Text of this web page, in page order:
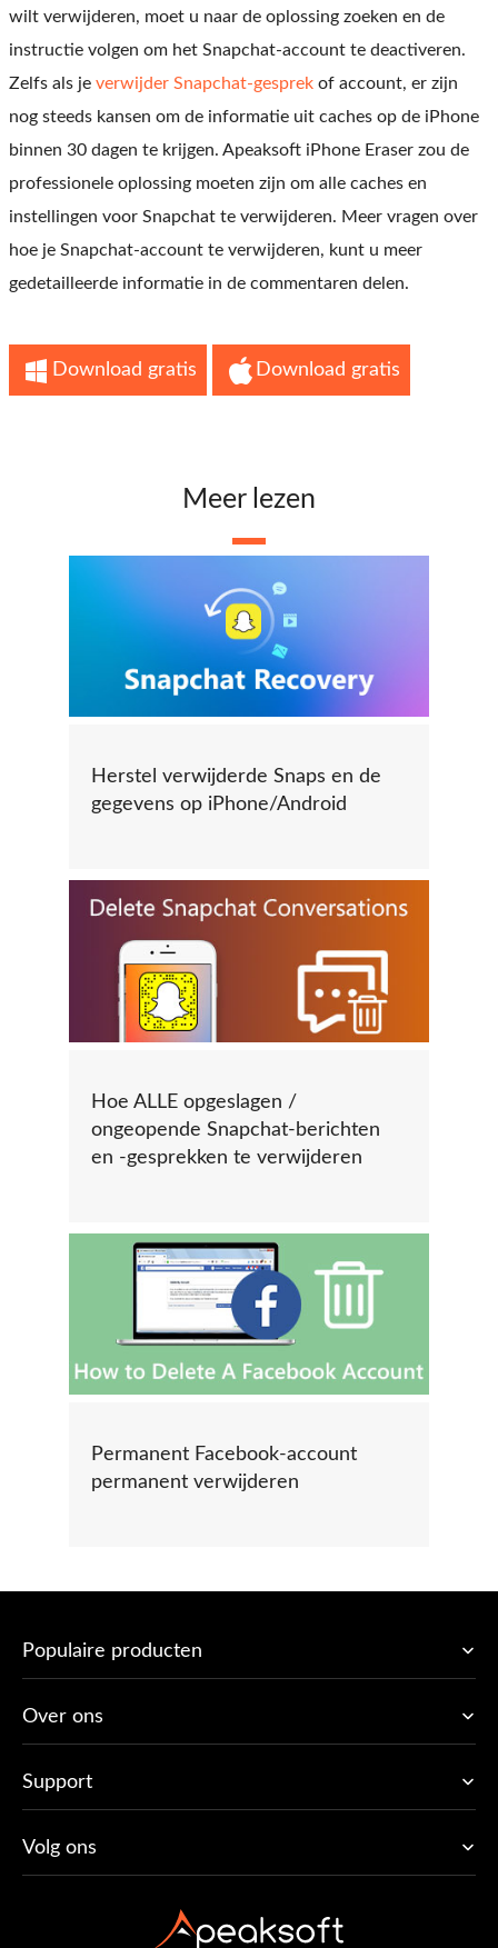
wilt verwijderen, moet u naar de oplossing zoeken en de
instructie volgen om het Snapchat-account te deactiveren.
Zelfs als je verwijder Snapchat-gesprek of account, er zijn
nog steeds kansen om de informatie uit caches op de iPhone
binnen 30 dagen te krijgen. Apeaksoft iPhone Eraser zou de
professionele oplossing moeten zijn om alle caches en
instellingen voor Snapchat te verwijderen. Meer vragen over
hoe je Snapchat-account te verwijderen, kunt u meer
gedetailleerde informatie in de commentaren delen.
Download gratis Download gratis
Meer lezen
Herstel verwijderde Snaps en de
gegevens op iPhone/Android
Hoe ALLE opgeslagen /
ongeopende Snapchat-berichten
en -gesprekken te verwijderen
Permanent Facebook-account
permanent verwijderen
Populaire producten
Over ons
Support
Volg ons